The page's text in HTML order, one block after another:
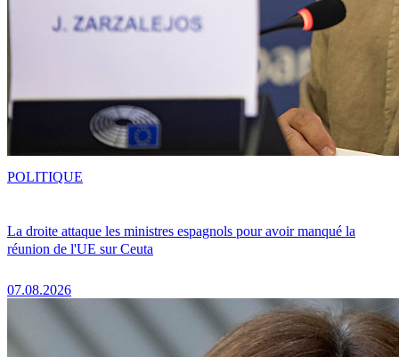
La droite attaque les ministres espagnols pour avoir manqué la
réunion de l'UE sur Ceuta
07.08.2026
POLITIQUE